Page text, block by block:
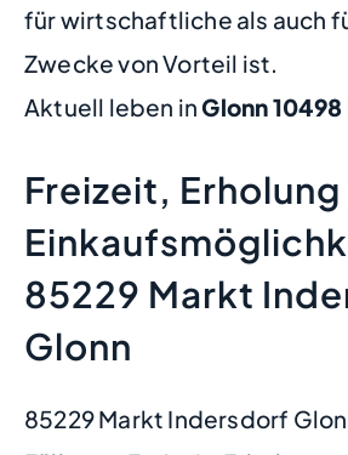
für wirtschaftliche als auch
Zwecke von Vorteil ist.
Aktuell leben inGlonn10498
Freizeit, Erholung
85229 Markt
Glonn
85229 Markt Indersdorf